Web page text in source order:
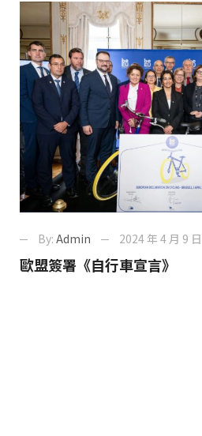
By: Admin 2024 年 4 月 9 日
歐盟簽署《自行車宣言》